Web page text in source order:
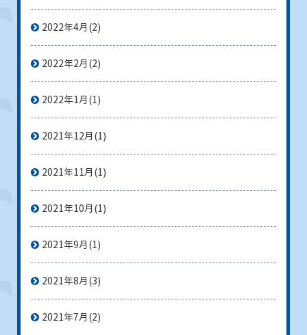
2022年4月 (2)
2022年2月 (2)
2022年1月 (1)
2021年12月 (1)
2021年11月 (1)
2021年10月 (1)
2021年9月 (1)
2021年8月 (3)
2021年7月 (2)